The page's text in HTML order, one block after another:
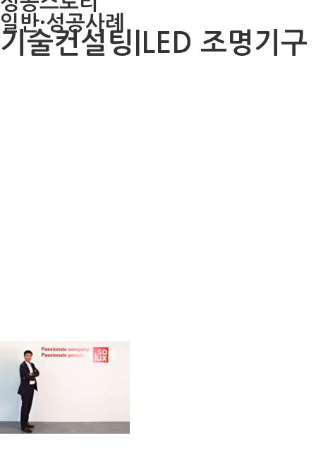
일반·성공사례
기술컨설팅|LED 조명기구